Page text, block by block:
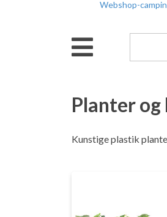
Webshop-
Planter
Kunstige plastik